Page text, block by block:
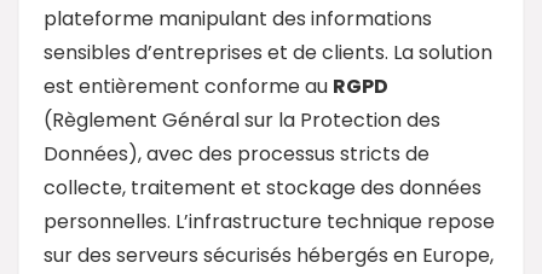
plateforme manipulant des informations
sensibles d’entreprises et de clients. La solution
est entièrement conforme au RGPD
(Règlement Général sur la Protection des
Données), avec des processus stricts de
collecte, traitement et stockage des données
personnelles. L’infrastructure technique repose
sur des serveurs sécurisés hébergés en Europe,